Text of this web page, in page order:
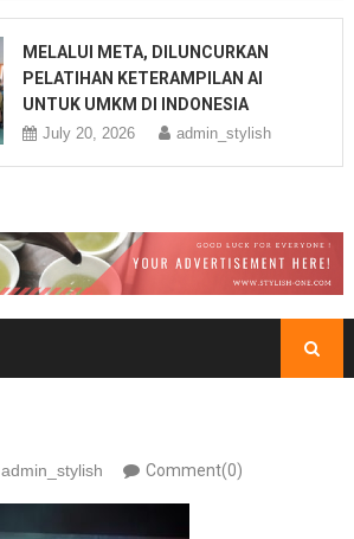
MELALUI META, DILUNCURKAN
PELATIHAN KETERAMPILAN AI
UNTUK UMKM DI INDONESIA
July 20, 2026 admin_stylish
admin_stylish Comment(0)